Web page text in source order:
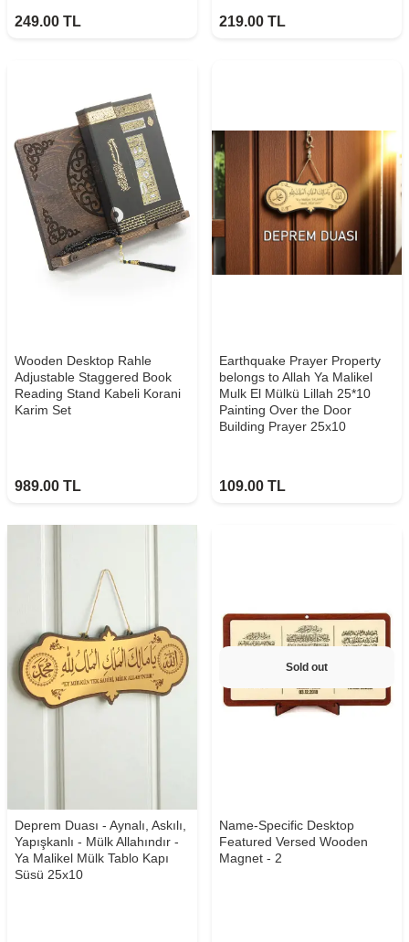
249.00 TL 219.00 TL
Wooden Desktop Rahle
Adjustable Staggered Book
Reading Stand Kabeli Korani
Karim Set
989.00 TL
Earthquake Prayer Property
belongs to Allah Ya Malikel
Mulk El Mülkü Lillah 25*10
Painting Over the Door
Building Prayer 25x10
109.00 TL
Deprem Duası - Aynalı, Askılı,
Yapışkanlı - Mülk Allahındır -
Ya Malikel Mülk Tablo Kapı
Süsü 25x10
Sold out
Name-Specific Desktop
Featured Versed Wooden
Magnet - 2